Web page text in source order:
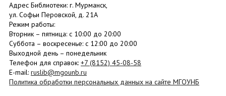
Адрес Библиотеки: г. Мурманск,
ул. Софьи Перовской, д. 21А
Режим работы:
Вторник – пятница: с 10:00 до 20:00
Суббота – воскресенье: c 12:00 до 20:00
Выходной день – понедельник
Телефон для справок: +7 (8152) 45-08-58
E-mail: ruslib@mgounb.ru
Политика обработки персональных данных на сайте МГОУНБ